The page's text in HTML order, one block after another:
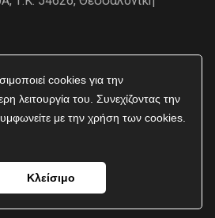
cookies για την
λειτουργία του. Συνεχίζοντας την
με την χρήση των cookies.
Κλείσιμο